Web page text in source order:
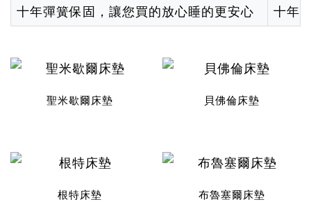
十年彈簧保固，讓您買的放心睡的更安心
十年
聖米歇爾床墊 貝佛倫床墊
根特床墊 布魯塞爾床墊